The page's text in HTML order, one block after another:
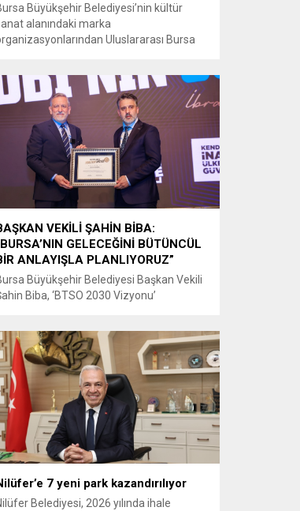
Büyükşehir Belediyesi’nin kültür
alanındaki marka
Uluslararası Bursa
Büyükşehir Belediyesi adına Bursa Kültür
ve Turizm Vakfı (BKSTV) tarafından
bu yıl 64’üncüsü düzenlenen Uluslararası
Bursa Festivali, sevilen sanatçı Aslı Hünel’i
müzikseverlerle buluşturdu. Uludağ İçecek
ana sponsorluğunda düzenlenen...
VEKİLİ ŞAHİN BİBA:
GELECEĞİNİ BÜTÜNCÜL
ANLAYIŞLA PLANLIYORUZ”
Büyükşehir Belediyesi Başkan Vekili
Biba, ‘BTSO 2030 Vizyonu’
“Bursa’mızın ulaşım ve
master planlarını vatandaşlarımızın
ve güvenliğini esas alarak
Çevre düzeni planı
da şehrimizin gelecek
gelişimini bütüncül bir anlayışla
şekilde sürdürüyoruz. KOBİ
de...
7 yeni park kazandırılıyor
Belediyesi, 2026 yılında ihale